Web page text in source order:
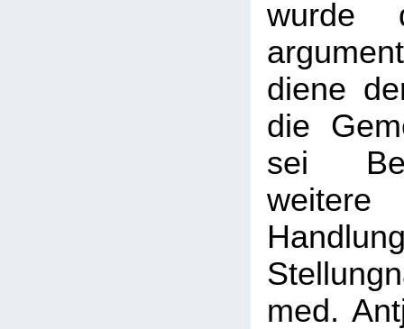
wurde
diene
die
sei
med.